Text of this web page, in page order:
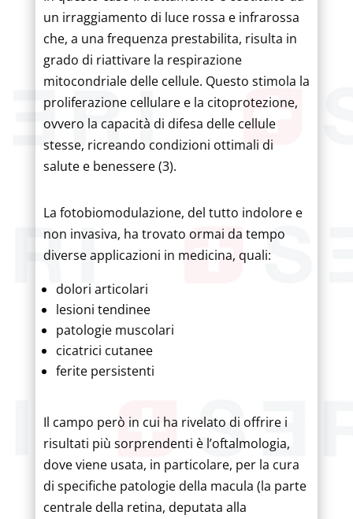
un irraggiamento di luce rossa e infrarossa
che, a una frequenza prestabilita, risulta in
grado di riattivare la respirazione
mitocondriale delle cellule. Questo stimola la
proliferazione cellulare e la citoprotezione,
ovvero la capacità di difesa delle cellule
stesse, ricreando condizioni ottimali di
salute e benessere (3).
La fotobiomodulazione, del tutto indolore e
non invasiva, ha trovato ormai da tempo
diverse applicazioni in medicina, quali:
dolori articolari
lesioni tendinee
patologie muscolari
cicatrici cutanee
ferite persistenti
Il campo però in cui ha rivelato di offrire i
risultati più sorprendenti è l’oftalmologia,
dove viene usata, in particolare, per la cura
di specifiche patologie della macula (la parte
centrale della retina, deputata alla